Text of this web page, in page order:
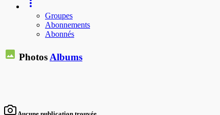
Groupes
Abonnements
Abonnés
PhotosAlbums